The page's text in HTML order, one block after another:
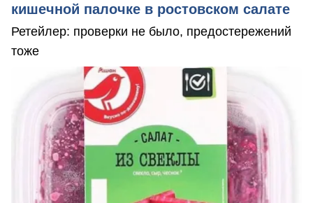
кишечной палочке в ростовском салате
Ретейлер: проверки не было, предостережений
тоже